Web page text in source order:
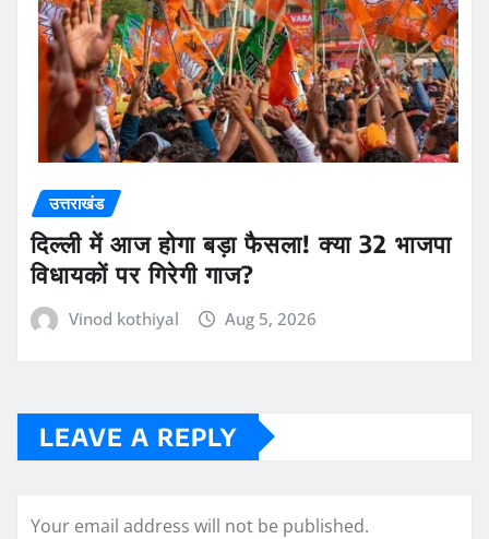
उत्तराखंड
दिल्ली में आज होगा बड़ा फैसला! क्या 32 भाजपा
विधायकों पर गिरेगी गाज?
Vinod kothiyal Aug 5, 2026
LEAVE A REPLY
Your email address will not be published.